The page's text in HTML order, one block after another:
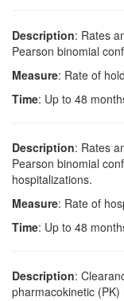
Description: Rates
Pearson binomial
Measure: Rate of
Time: Up to 48
Description: Rates
Pearson binomial
hospitalizations.
Measure: Rate of
Time: Up to 48
Description:
pharmacokinetic (PK)